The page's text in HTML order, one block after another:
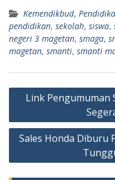
Kemendikbud,
pendidikan, sekolah, siswa,
negeri 3 magetan, smaga,
magetan, smanti, smanti
Navigasi
Link Pengumuman
Sales Honda Diburu